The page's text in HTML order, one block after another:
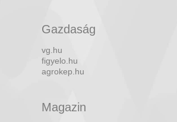
Gazdaság
vg.hu
figyelo.hu
agrokep.hu
Magazin